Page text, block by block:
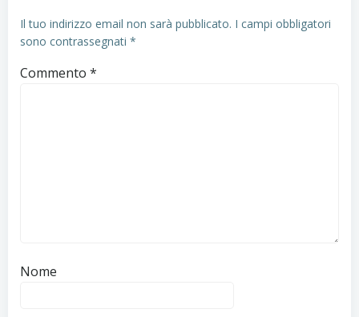
Il tuo indirizzo email non sarà pubblicato. I campi obbligatori
sono contrassegnati *
Commento *
Nome